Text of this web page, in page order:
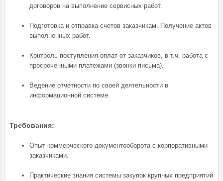
договоров на выполнение сервисных работ.
Подготовка и отправка счетов заказчикам. Получение актов
выполненных работ.
Контроль поступления оплат от заказчиков, в т.ч. работа с
просроченными платежами (звонки письма).
Ведение отчетности по своей деятельности в
информационной системе.
Требования:
Опыт коммерческого документооборота с корпоративными
заказчиками.
Практические знания системы закупок крупных предприятий